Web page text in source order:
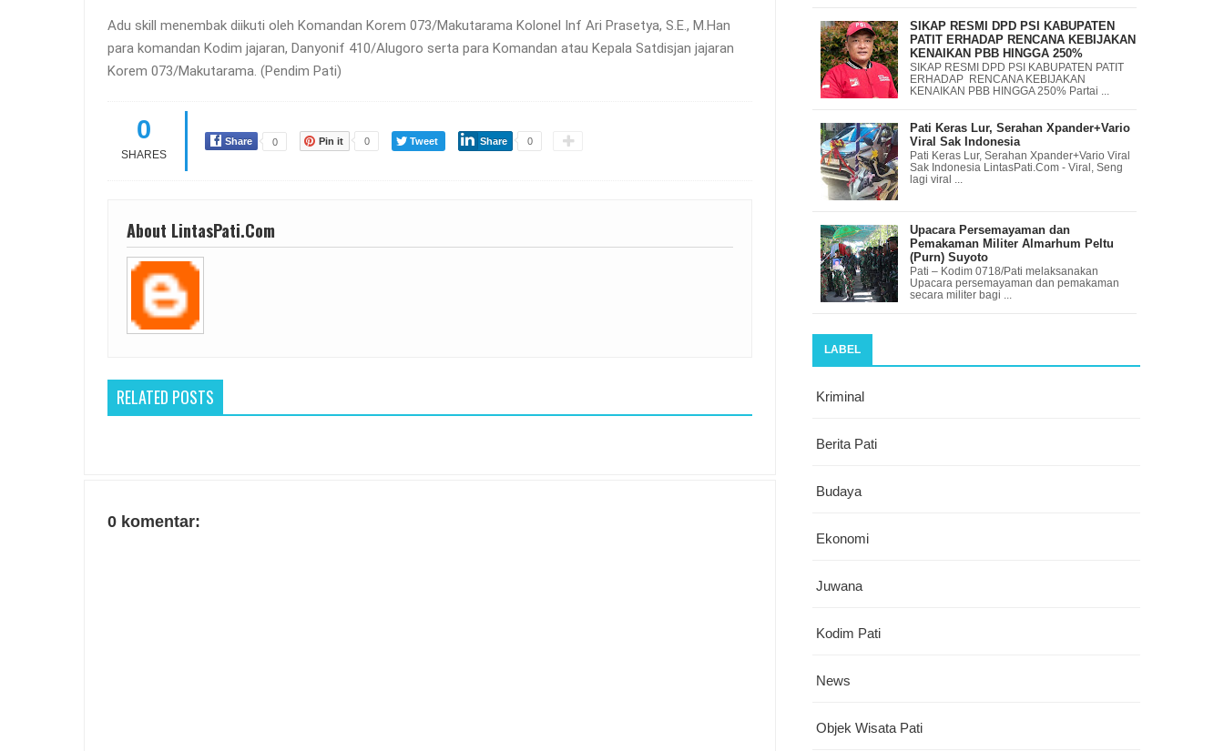
Adu skill menembak diikuti oleh Komandan Korem 073/Makutarama Kolonel Inf Ari Prasetya, S.E., M.Han
para komandan Kodim jajaran, Danyonif 410/Alugoro serta para Komandan atau Kepala Satdisjan jajaran
Korem 073/Makutarama. (Pendim Pati)
0
SHARES
Share 0 Pin it 0 Tweet Share 0
About LintasPati.Com
RELATED POSTS
0 komentar:
SIKAP RESMI DPD PSI KABUPATEN
PATIT ERHADAP RENCANA KEBIJAKAN
KENAIKAN PBB HINGGA 250%
SIKAP RESMI DPD PSI KABUPATEN PATIT
ERHADAP RENCANA KEBIJAKAN
KENAIKAN PBB HINGGA 250% Partai ...
Pati Keras Lur, Serahan Xpander+Vario
Viral Sak Indonesia
Pati Keras Lur, Serahan Xpander+Vario Viral
Sak Indonesia LintasPati.Com - Viral, Seng
lagi viral ...
Upacara Persemayaman dan
Pemakaman Militer Almarhum Peltu
(Purn) Suyoto
Pati – Kodim 0718/Pati melaksanakan
Upacara persemayaman dan pemakaman
secara militer bagi ...
LABEL
Kriminal
Berita Pati
Budaya
Ekonomi
Juwana
Kodim Pati
News
Objek Wisata Pati